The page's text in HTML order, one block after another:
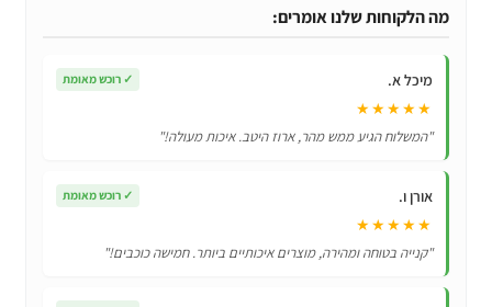
משנות
קונסולת
עם
500
משחקים!
מה הלקוחות שלנו אומרים:
מיכל א. ✓ רוכש מאומת
★★★★★
"המשלוח הגיע ממש מהר, ארוז היטב. איכות מעולה!"
אורן ו. ✓ רוכש מאומת
★★★★★
"קנייה בטוחה ומהירה, מוצרים איכותיים ביותר. חמישה כוכבים!"